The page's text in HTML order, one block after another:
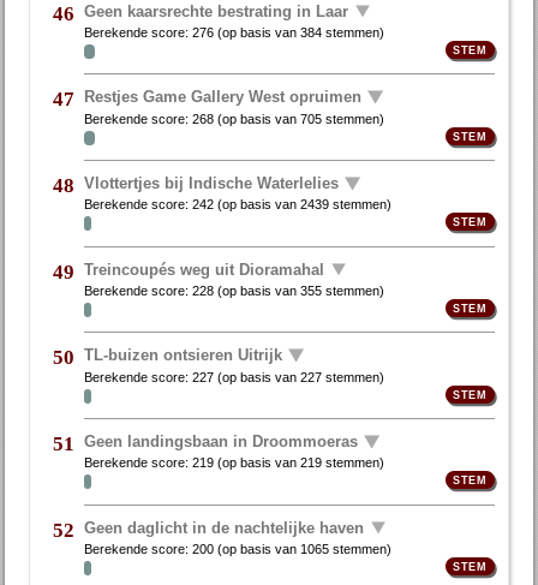
46 Geen kaarsrechte bestrating in Laar
Berekende score:276 (op basis van384 stemmen)
47 Restjes Game Gallery West opruimen
Berekende score:268 (op basis van705 stemmen)
48 Vlottertjes bij Indische Waterlelies
Berekende score:242 (op basis van2439 stemmen)
49 Treincoupés weg uit Dioramahal
Berekende score:228 (op basis van355 stemmen)
50 TL-buizen ontsieren Uitrijk
Berekende score:227 (op basis van227 stemmen)
51 Geen landingsbaan in Droommoeras
Berekende score:219 (op basis van219 stemmen)
52 Geen daglicht in de nachtelijke haven
Berekende score:200 (op basis van 1065 stemmen)